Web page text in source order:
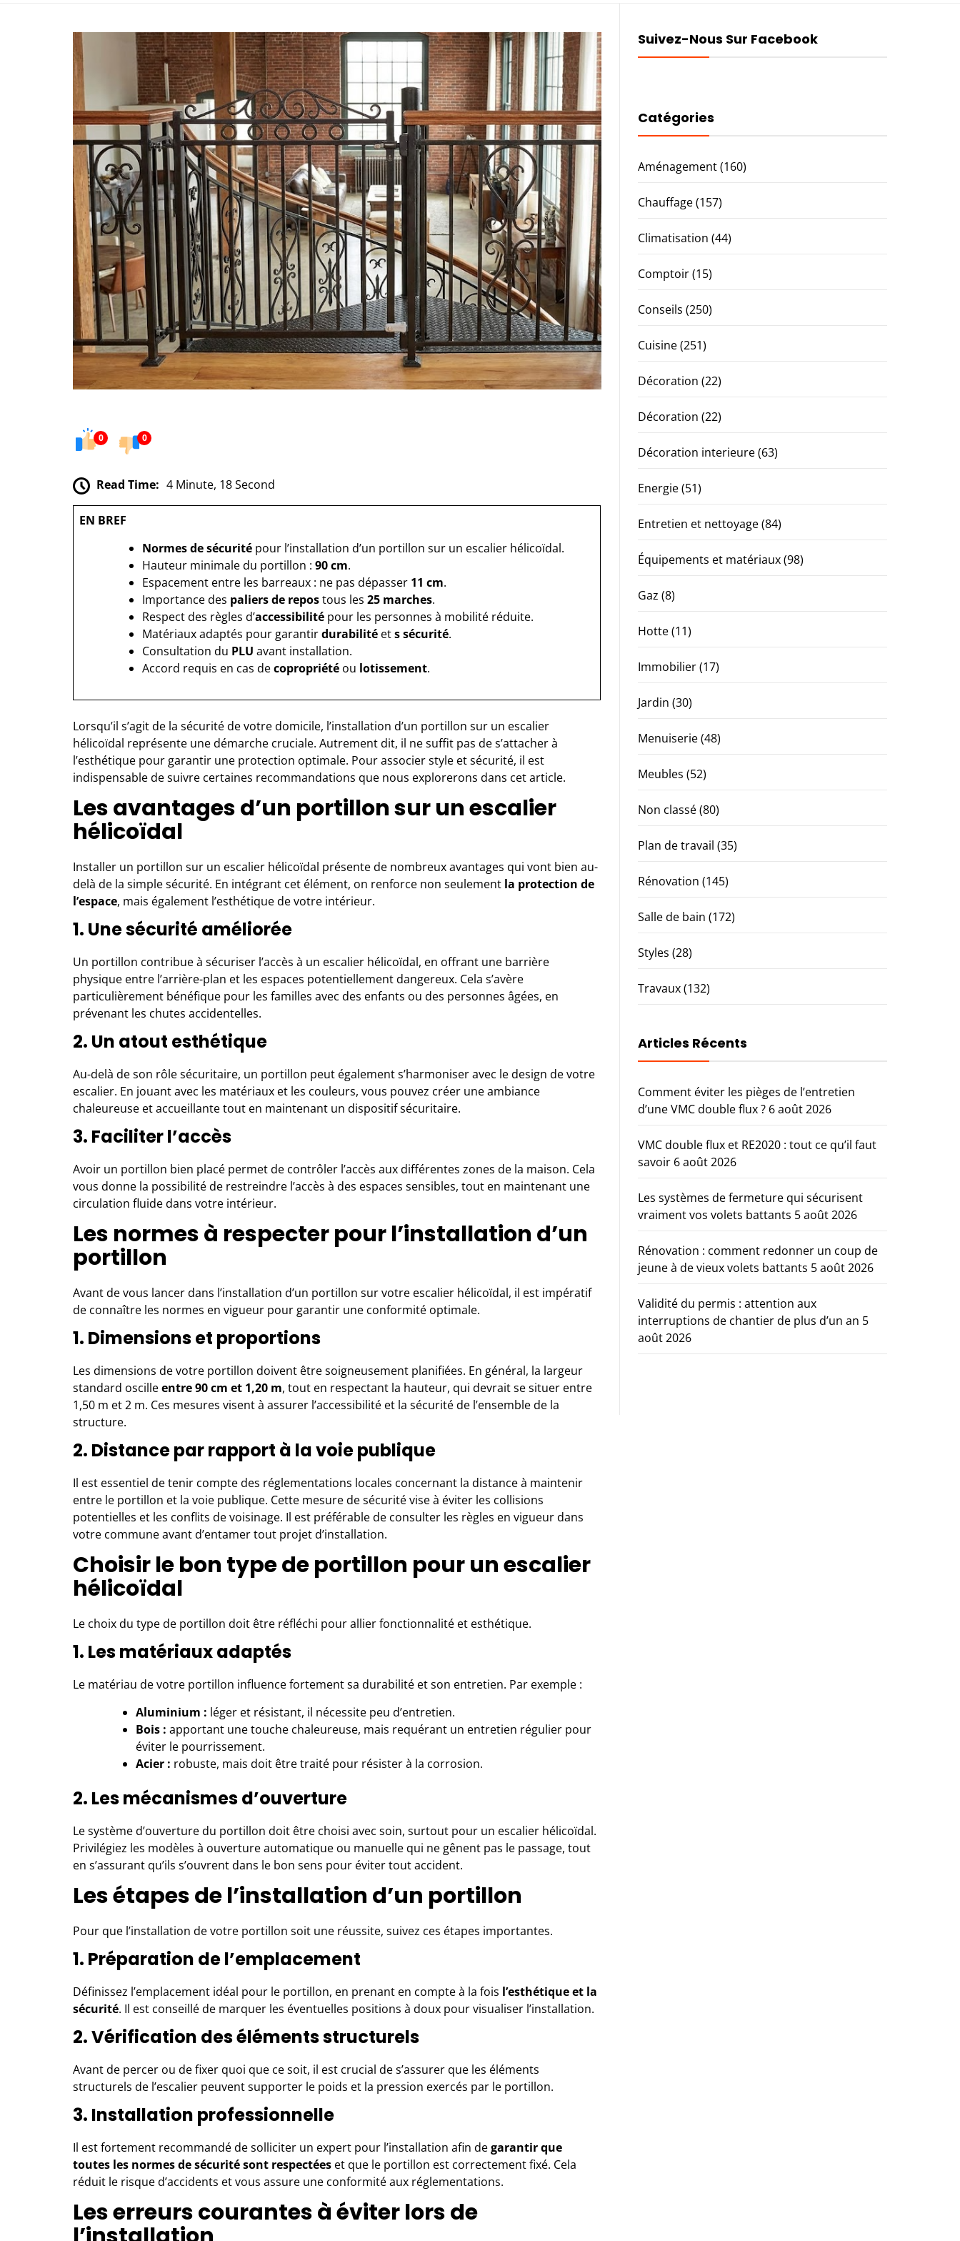
0 0
Read Time: 4 Minute, 18 Second
EN BREF
Normes de sécurité pour l’installation d’un portillon sur un escalier hélicoïdal.
Hauteur minimale du portillon : 90 cm.
Espacement entre les barreaux : ne pas dépasser 11 cm.
Importance des paliers de repostous les 25 marches.
Respect des règles d’accessibilité pour les personnes à mobilité réduite.
Matériaux adaptés pour garantirdurabilité ets sécurité.
Consultation du PLU avant installation.
Accord requis en cas decopropriété ou lotissement.
Lorsqu’il s’agit de la sécurité de votre domicile, l’installation d’un portillon sur un escalier
hélicoïdal représente une démarche cruciale. Autrement dit, il ne suffit pas de s’attacher à
l’esthétique pour garantir une protection optimale. Pour associer style et sécurité, il est
indispensable de suivre certaines recommandations que nous explorerons dans cet article.
Les avantages d’un portillon sur un escalier
hélicoïdal
Installer un portillon sur un escalier hélicoïdal présente de nombreux avantages qui vont bien au-
delà de la simple sécurité. En intégrant cet élément, on renforce non seulement la protection de
l’espace, mais également l’esthétique de votre intérieur.
1. Une sécurité améliorée
Un portillon contribue à sécuriser l’accès à un escalier hélicoïdal, en offrant une barrière
physique entre l’arrière-plan et les espaces potentiellement dangereux. Cela s’avère
particulièrement bénéfique pour les familles avec des enfants ou des personnes âgées, en
prévenant les chutes accidentelles.
2. Un atout esthétique
Au-delà de son rôle sécuritaire, un portillon peut également s’harmoniser avec le design de votre
escalier. En jouant avec les matériaux et les couleurs, vous pouvez créer une ambiance
chaleureuse et accueillante tout en maintenant un dispositif sécuritaire.
3. Faciliter l’accès
Avoir un portillon bien placé permet de contrôler l’accès aux différentes zones de la maison. Cela
vous donne la possibilité de restreindre l’accès à des espaces sensibles, tout en maintenant une
circulation fluide dans votre intérieur.
Les normes à respecter pour l’installation d’un
portillon
Avant de vous lancer dans l’installation d’un portillon sur votre escalier hélicoïdal, il est impératif
de connaître les normes en vigueur pour garantir une conformité optimale.
1. Dimensions et proportions
Les dimensions de votre portillon doivent être soigneusement planifiées. En général, la largeur
standard oscilleentre 90 cm et 1,20 m, tout en respectant la hauteur, qui devrait se situer entre
1,50 m et 2 m. Ces mesures visent à assurer l’accessibilité et la sécurité de l’ensemble de la
structure.
2. Distance par rapport à la voie publique
Il est essentiel de tenir compte des réglementations locales concernant la distance à maintenir
entre le portillon et la voie publique. Cette mesure de sécurité vise à éviter les collisions
potentielles et les conflits de voisinage. Il est préférable de consulter les règles en vigueur dans
votre commune avant d’entamer tout projet d’installation.
Choisir le bon type de portillon pour un escalier
hélicoïdal
Le choix du type de portillon doit être réfléchi pour allier fonctionnalité et esthétique.
1. Les matériaux adaptés
Le matériau de votre portillon influence fortement sa durabilité et son entretien. Par exemple :
Aluminium : léger et résistant, il nécessite peu d’entretien.
Bois : apportant une touche chaleureuse, mais requérant un entretien régulier pour
éviter le pourrissement.
Acier : robuste, mais doit être traité pour résister à la corrosion.
2. Les mécanismes d’ouverture
Le système d’ouverture du portillon doit être choisi avec soin, surtout pour un escalier hélicoïdal.
Privilégiez les modèles à ouverture automatique ou manuelle qui ne gênent pas le passage, tout
en s’assurant qu’ils s’ouvrent dans le bon sens pour éviter tout accident.
Les étapes de l’installation d’un portillon
Pour que l’installation de votre portillon soit une réussite, suivez ces étapes importantes.
1. Préparation de l’emplacement
Définissez l’emplacement idéal pour le portillon, en prenant en compte à la fois l’esthétique et la
sécurité. Il est conseillé de marquer les éventuelles positions à doux pour visualiser l’installation.
2. Vérification des éléments structurels
Avant de percer ou de fixer quoi que ce soit, il est crucial de s’assurer que les éléments
structurels de l’escalier peuvent supporter le poids et la pression exercés par le portillon.
3. Installation professionnelle
Il est fortement recommandé de solliciter un expert pour l’installation afin degarantir que
toutes les normes de sécurité sont respectées et que le portillon est correctement fixé. Cela
réduit le risque d’accidents et vous assure une conformité aux réglementations.
Les erreurs courantes à éviter lors de
Suivez-Nous Sur Facebook
Catégories
Aménagement(160)
Chauffage(157)
Climatisation (44)
Comptoir(15)
Conseils (250)
Cuisine(251)
Décoration (22)
Décoration (22)
Décoration interieure(63)
Energie(51)
Entretien et nettoyage(84)
Équipements et matériaux(98)
Gaz (8)
Hotte(11)
Immobilier(17)
Jardin (30)
Menuiserie(48)
Meubles (52)
Non classé(80)
Plan de travail (35)
Rénovation (145)
Salle de bain (172)
Styles (28)
Travaux(132)
Articles Récents
Comment éviter les pièges de l’entretien
d’une VMC double flux ? 6 août 2026
VMC double flux et RE2020 : tout ce qu’il faut
savoir 6 août 2026
Les systèmes de fermeture qui sécurisent
vraiment vos volets battants 5 août 2026
Rénovation : comment redonner un coup de
jeune à de vieux volets battants 5 août 2026
Validité du permis : attention aux
interruptions de chantier de plus d’un an 5
août 2026